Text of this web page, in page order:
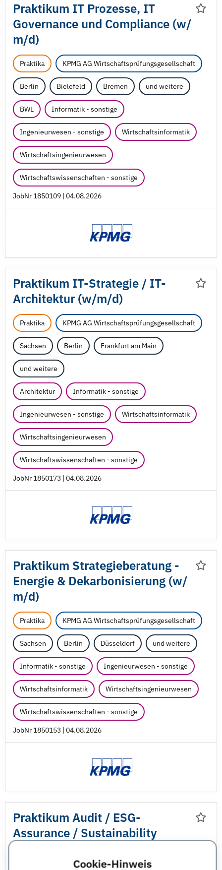
Cookie-Hinweis
Praktikum IT Prozesse, IT
Governance und Compliance (w/
m/d)
Praktika KPMG AG Wirtschaftsprüfungsgesellschaft
Berlin Bielefeld Bremen und weitere
BWL Informatik - sonstige
Ingenieurwesen - sonstige Wirtschaftsinformatik
Wirtschaftsingenieurwesen
Wirtschaftswissenschaften - sonstige
JobNr 1850109 | 04.08.2026
Praktikum IT-Strategie / IT-
Architektur (w/m/d)
Praktika KPMG AG Wirtschaftsprüfungsgesellschaft
Sachsen Berlin Frankfurt am Main
und weitere
Architektur Informatik - sonstige
Ingenieurwesen - sonstige Wirtschaftsinformatik
Wirtschaftsingenieurwesen
Wirtschaftswissenschaften - sonstige
JobNr 1850173 | 04.08.2026
Praktikum Strategieberatung -
Energie & Dekarbonisierung (w/
m/d)
Praktika KPMG AG Wirtschaftsprüfungsgesellschaft
Sachsen Berlin Düsseldorf und weitere
Informatik - sonstige Ingenieurwesen - sonstige
Wirtschaftsinformatik Wirtschaftsingenieurwesen
Wirtschaftswissenschaften - sonstige
JobNr 1850153 | 04.08.2026
Praktikum Audit / ESG-
Assurance / Sustainability